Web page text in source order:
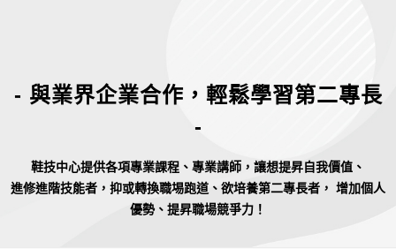
- 與業界企業合作，輕鬆學習第二專長
-
鞋技中心提供各項專業課程、專業講師，讓想提昇自我價值、
進修進階技能者，抑或轉換職埸跑道、欲培養第二專長者， 增加個人
優勢、提昇職場競爭力！